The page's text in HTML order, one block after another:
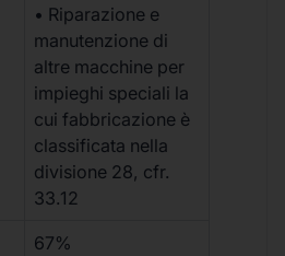
• Riparazione e
manutenzione di
altre macchine per
impieghi speciali la
cui fabbricazione è
classificata nella
divisione 28, cfr.
33.12
67%